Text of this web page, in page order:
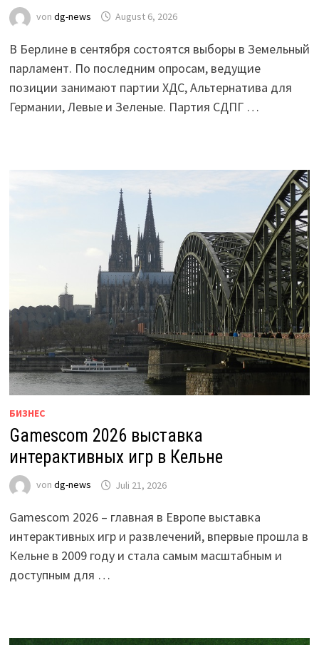
von dg-news August 6, 2026
В Берлине в сентября состоятся выборы в Земельный
парламент. По последним опросам, ведущие
позиции занимают партии ХДС, Альтернатива для
Германии, Левые и Зеленые. Партия СДПГ …
БИЗНЕС
Gamescom 2026 выставка
интерактивных игр в Кельне
von dg-news Juli 21, 2026
Gamescom 2026 – главная в Европе выставка
интерактивных игр и развлечений, впервые прошла в
Кельне в 2009 году и стала самым масштабным и
доступным для …